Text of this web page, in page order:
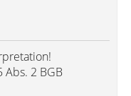
Abs. 2 BGB